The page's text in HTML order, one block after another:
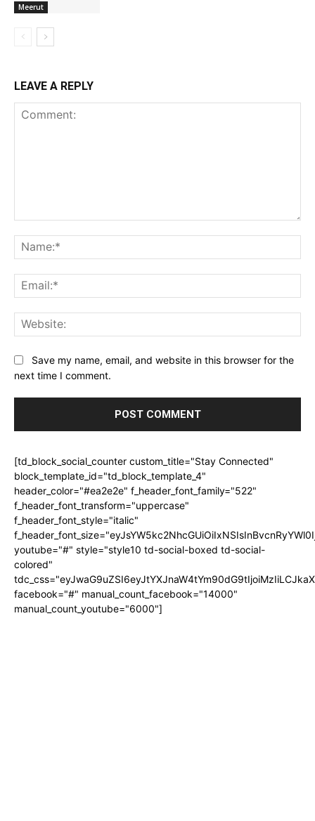
Meerut
LEAVE A REPLY
Save my name, email, and website in this browser for the
next time I comment.
[td_block_social_counter custom_title="Stay Connected"
block_template_id="td_block_template_4"
header_color="#ea2e2e" f_header_font_family="522"
f_header_font_transform="uppercase"
f_header_font_style="italic"
youtube="#" style="style10 td-social-boxed td-social-
colored"
facebook="#" manual_count_facebook="14000"
manual_count_youtube="6000"]